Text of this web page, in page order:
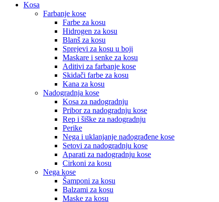
Kosa
Farbanje kose
Farbe za kosu
Hidrogen za kosu
Blanš za kosu
Sprejevi za kosu u boji
Maskare i senke za kosu
Aditivi za farbanje kose
Skidači farbe za kosu
Kana za kosu
Nadogradnja kose
Kosa za nadogradnju
Pribor za nadogradnju kose
Rep i šiške za nadogradnju
Perike
Nega i uklanjanje nadograđene kose
Setovi za nadogradnju kose
Aparati za nadogradnju kose
Cirkoni za kosu
Nega kose
Šamponi za kosu
Balzami za kosu
Maske za kosu